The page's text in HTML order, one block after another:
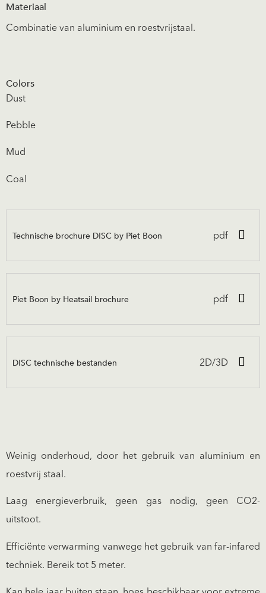
Materiaal
Combinatie van aluminium en roestvrijstaal.
Colors
Dust
Pebble
Mud
Coal
Technische brochure DISC by Piet Boon pdf
Piet Boon by Heatsail brochure pdf
DISC technische bestanden 2D/3D
Weinig onderhoud, door het gebruik van aluminium en
roestvrij staal.
Laag energieverbruik, geen gas nodig, geen CO2-
uitstoot.
Efficiënte verwarming vanwege het gebruik van far-infared
techniek. Bereik tot 5 meter.